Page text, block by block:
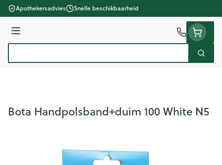
Ga naar de inhoud
Apothekersadvies Snelle beschikbaarheid
Menu
Zoek
Bota Handpolsband+duim 100 White N5